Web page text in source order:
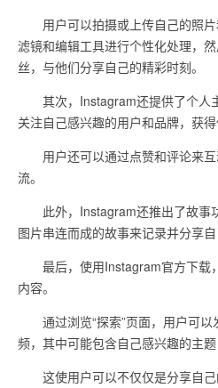
用户可以拍摄或上传自己的照片
滤镜和编辑工具进行个性化处理，
丝，与他们分享自己的精彩时刻。
其次，Instagram还提供了个人
关注自己感兴趣的用户和品牌，获
用户还可以通过点赞和评论来互
流。
此外，Instagram还推出了故事
图片串连而成的故事来记录并分享自
最后，使用Instagram官方下载
内容。
通过浏览“探索”页面，用户可以
频，其中可能包含自己感兴趣的主题
这使用户可以不仅仅是分享自己